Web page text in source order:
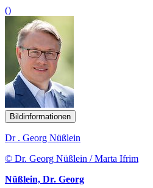
()
Bildinformationen
Dr . Georg Nüßlein
© Dr. Georg Nüßlein / Marta Ifrim
Nüßlein, Dr. Georg